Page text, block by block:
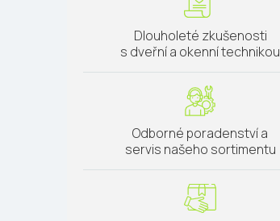
Dlouholeté zkušenosti
s dveřní a okenní technikou
Odborné poradenství a
servis našeho sortimentu